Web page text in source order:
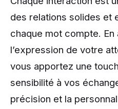
des relations solides et
chaque mot compte.
l’expression de votre
vous apportez une
sensibilité à vos
précision et la